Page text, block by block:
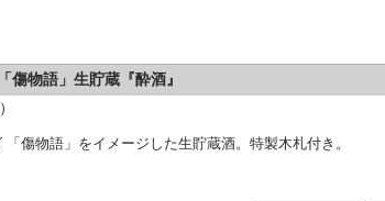
傷物語」生貯蔵『酔酒』
傷物語」をイメージした生貯蔵酒。特製木札付き。